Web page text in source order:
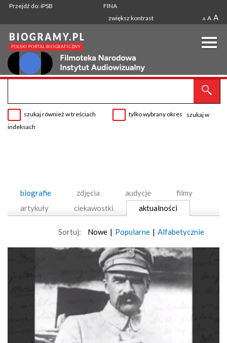
Przejdź do: iPSB
FINA
zwiększ kontrast
A A A
szukaj również w treściach tylko wybrany okres
szukaj w
indeksach
biografie zdjęcia audycje
filmy
artykuły
ciekawostki aktualności
Sortuj: Nowe | Popularne | Alfabetycznie